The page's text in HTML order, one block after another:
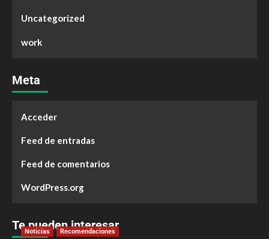
Uncategorized
work
Meta
Acceder
Feed de entradas
Feed de comentarios
WordPress.org
Te pueden interesar
Noticias Recomendaciones